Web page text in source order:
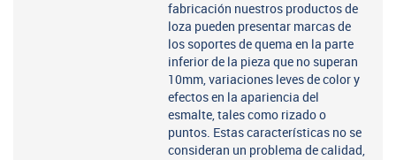
fabricación nuestros productos de
loza pueden presentar marcas de
los soportes de quema en la parte
inferior de la pieza que no superan
10mm, variaciones leves de color y
efectos en la apariencia del
esmalte, tales como rizado o
puntos. Estas características no se
consideran un problema de calidad,